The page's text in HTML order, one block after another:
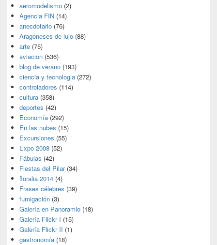
aeromodelismo (2)
Agencia FIN (14)
anecdotario (76)
Aragoneses de lujo (88)
arte (75)
aviacion (536)
blog de verano (193)
ciencia y tecnologia (272)
controladores (114)
cultura (358)
deportes (42)
Economía (292)
En las nubes (15)
Excursiones (55)
Expo 2008 (52)
Fábulas (42)
Fiestas del Pilar(34)
floralia 2014 (4)
Frases célebres (39)
fumigación (3)
Galería en Panoramio (18)
Galería Flickr I (15)
Galería Flickr II (1)
gastronomía (18)